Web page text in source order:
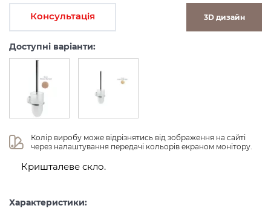
Консультація 3D дизайн
Доступні варіанти:
Колір виробу може відрізнятись від зображення на сайті
через налаштування передачі кольорів екраном монітору.
Кришталеве скло.
Характеристики: